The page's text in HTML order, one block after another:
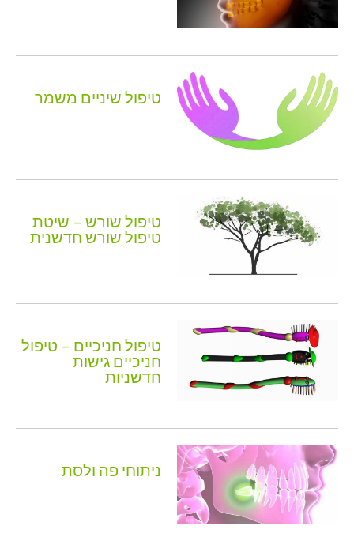
טיפול שיניים משמר
טיפול שורש – שיטת
טיפול שורש חדשנית
טיפול חניכיים – טיפול
חניכיים גישות
חדשניות
ניתוחי פה ולסת